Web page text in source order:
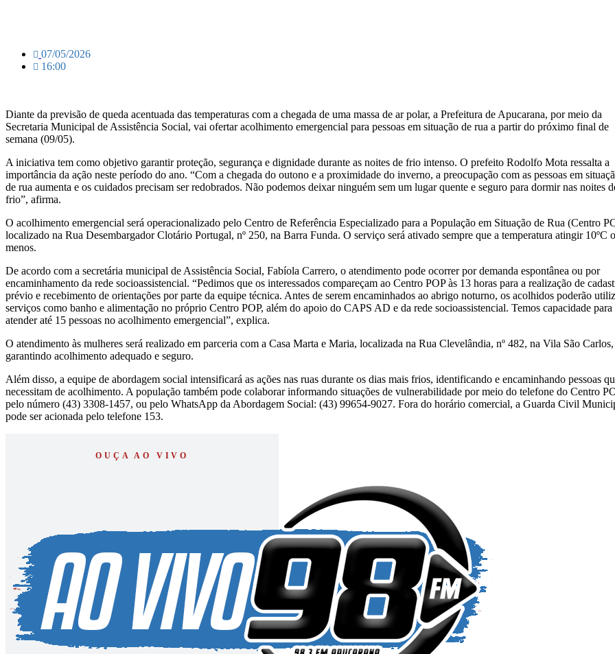
07/05/2026
16:00
Diante da previsão de queda acentuada das temperaturas com a chegada de uma massa de ar polar, a Prefeitura de Apucarana, por meio da
Secretaria Municipal de Assistência Social, vai ofertar acolhimento emergencial para pessoas em situação de rua a partir do próximo final de
semana (09/05).
A iniciativa tem como objetivo garantir proteção, segurança e dignidade durante as noites de frio intenso. O prefeito Rodolfo Mota ressalta a
importância da ação neste período do ano. “Com a chegada do outono e a proximidade do inverno, a preocupação com as pessoas em
de rua aumenta e os cuidados precisam ser redobrados. Não podemos deixar ninguém sem um lugar quente e seguro para dormir nas noites
frio”, afirma.
O acolhimento emergencial será operacionalizado pelo Centro de Referência Especializado para a População em Situação de Rua (Centro
localizado na Rua Desembargador Clotário Portugal, nº 250, na Barra Funda. O serviço será ativado sempre que a temperatura atingir 10ºC
menos.
De acordo com a secretária municipal de Assistência Social, Fabíola Carrero, o atendimento pode ocorrer por demanda espontânea ou por
encaminhamento da rede socioassistencial. “Pedimos que os interessados compareçam ao Centro POP às 13 horas para a realização de
prévio e recebimento de orientações por parte da equipe técnica. Antes de serem encaminhados ao abrigo noturno, os acolhidos poderão
serviços como banho e alimentação no próprio Centro POP, além do apoio do CAPS AD e da rede socioassistencial. Temos capacidade para
atender até 15 pessoas no acolhimento emergencial”, explica.
O atendimento às mulheres será realizado em parceria com a Casa Marta e Maria, localizada na Rua Clevelândia, nº 482, na Vila São Carlos,
garantindo acolhimento adequado e seguro.
Além disso, a equipe de abordagem social intensificará as ações nas ruas durante os dias mais frios, identificando e encaminhando pessoas
necessitam de acolhimento. A população também pode colaborar informando situações de vulnerabilidade por meio do telefone do Centro
pelo número (43) 3308-1457, ou pelo WhatsApp da Abordagem Social: (43) 99654-9027. Fora do horário comercial, a Guarda Civil
pode ser acionada pelo telefone 153.
OUÇA AO VIVO